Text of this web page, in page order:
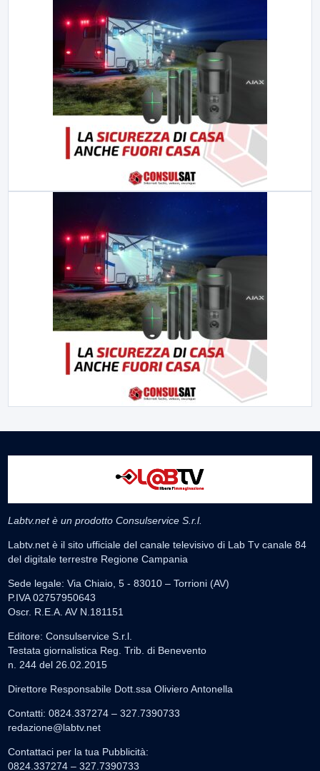
Labtv.net è un prodotto Consulservice S.r.l.
Labtv.net è il sito ufficiale del canale televisivo di Lab Tv canale 84
del digitale terrestre Regione Campania
Sede legale: Via Chiaio, 5 - 83010 – Torrioni (AV)
P.IVA 02757950643
Oscr. R.E.A. AV N.181151
Editore: Consulservice S.r.l.
Testata giornalistica Reg. Trib. di Benevento
n. 244 del 26.02.2015
Direttore Responsabile Dott.ssa Oliviero Antonella
Contatti: 0824.337274 – 327.7390733
redazione@labtv.net
Contattaci per la tua Pubblicità:
0824.337274 – 327.7390733